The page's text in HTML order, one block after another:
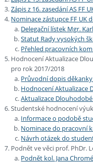
Zápis z 16. zasedání AS FF
Nominace zástupce FF UK
Delegační lístek Mgr.
Statut Rady vysokých
Přehled pracovních
Hodnocení Aktualizace
pro rok 2017/2018
Průvodní dopis
Hodnocení Aktualizace
Aktualizace
Studentské hodnocení
Informace o podobě
Nominace do pracovní
Návrh otázek do
Podnět ve věci prof. PhDr.
Podnět kol. Jana